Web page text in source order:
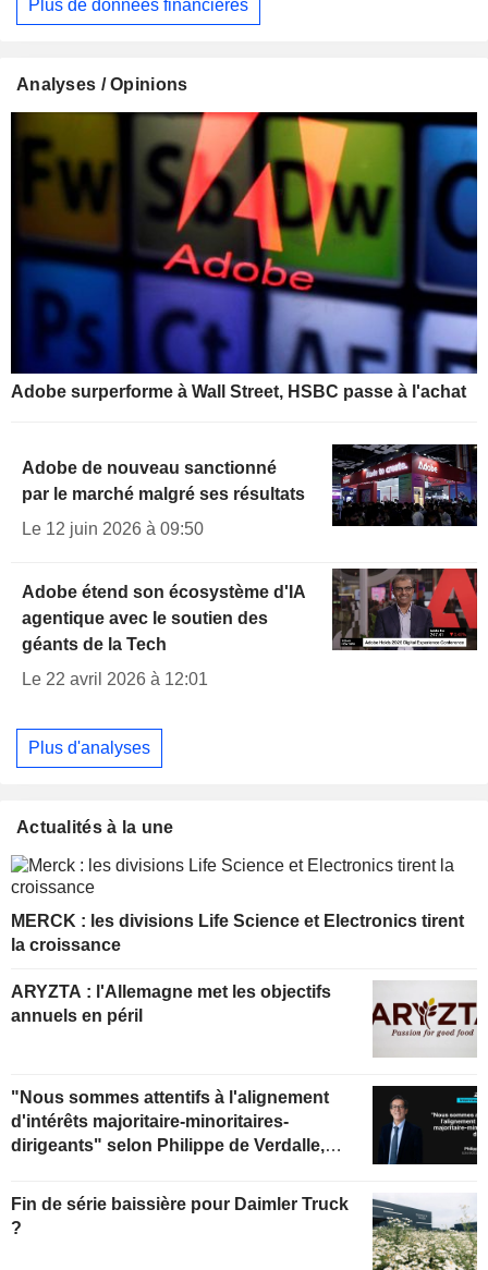
Plus de données financières
Analyses / Opinions
Adobe surperforme à Wall Street, HSBC passe à l'achat
Adobe de nouveau sanctionné
par le marché malgré ses résultats
Le 12 juin 2026 à 09:50
Adobe étend son écosystème d'IA
agentique avec le soutien des
géants de la Tech
Le 22 avril 2026 à 12:01
Plus d'analyses
Actualités à la une
MERCK : les divisions Life Science et Electronics tirent
la croissance
ARYZTA : l'Allemagne met les objectifs
annuels en péril
"Nous sommes attentifs à l'alignement
d'intérêts majoritaire-minoritaires-
dirigeants" selon Philippe de Verdalle,
Fin de série baissière pour Daimler Truck
?